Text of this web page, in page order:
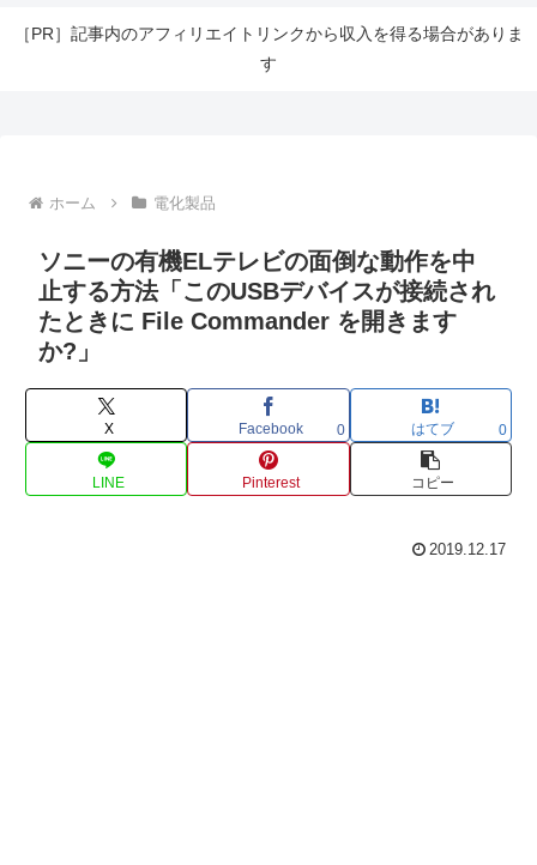
［PR］記事内のアフィリエイトリンクから収入を得る場合がありま
す
ホーム 電化製品
ソニーの有機ELテレビの面倒な動作を中
止する方法「このUSBデバイスが接続され
たときに File Commander を開きます
か?」
X Facebook 0 はてブ 0
LINE Pinterest コピー
2019.12.17